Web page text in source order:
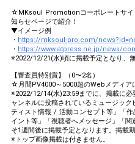
☆MKsoul Promotionコーポレートサイ
知らせページで紹介！
▼イメージ例
・ https://mksoul-pro.com/
・ https://www.atpress.ne.jp/news/
※2022/12/21(水)頃に掲載予定となり、
【審査員特別賞】（0〜2名）
☆月間PV4000～5000超のWebメディア
※2022/12/14(水)23:59までに、掲載に
ャンネルに投稿されているミュージッ
ティスト情報 / 活動コンセプト等」「
イント等」「視聴者へメッセージ」「
そ1週間後に掲載予定となります。掲載
※トップ画像掲載は付きません。